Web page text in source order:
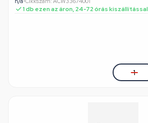
1 db ezen az áron, 24-72 órás kiszállítással